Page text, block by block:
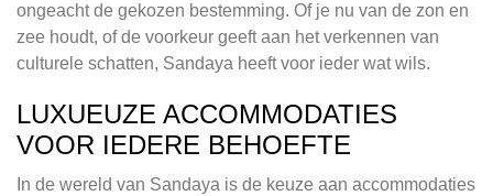
ongeacht de gekozen bestemming. Of je nu van de zon en
zee houdt, of de voorkeur geeft aan het verkennen van
culturele schatten, Sandaya heeft voor ieder wat wils.
LUXUEUZE ACCOMMODATIES
VOOR IEDERE BEHOEFTE
In de wereld van Sandaya is de keuze aan accommodaties